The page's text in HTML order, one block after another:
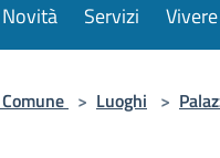
Novità Servizi
> Luoghi >